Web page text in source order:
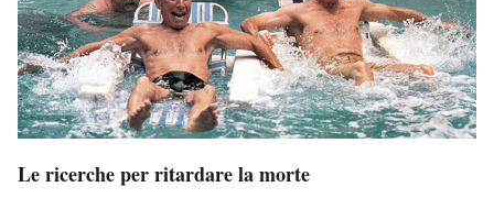
Le ricerche per ritardare la morte